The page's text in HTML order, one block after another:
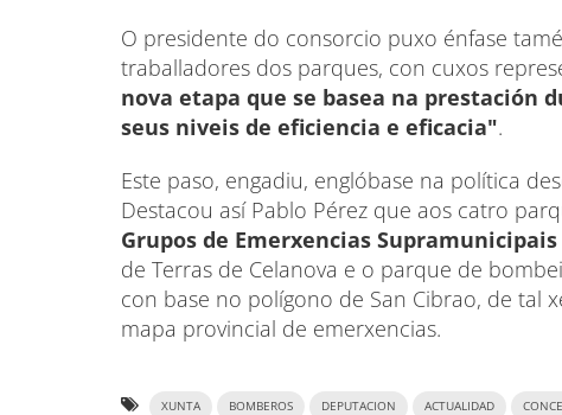
O presidente do consorcio puxo énfase
traballadores dos parques, con cuxos
nova etapa que se basea na prestación
seus niveis de eficiencia e eficacia".
Este paso, engadiu, englóbase na política
Destacou así Pablo Pérez que aos catro
Grupos de Emerxencias Supramunicipais
de Terras de Celanova e o parque de
con base no polígono de San Cibrao, de tal
mapa provincial de emerxencias.
XUNTA BOMBEROS DEPUTACION ACTUALIDAD